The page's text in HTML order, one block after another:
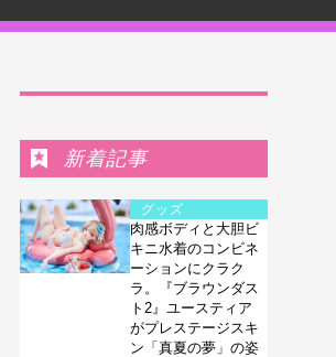
新着記事
グッズ
肉感ボディと大胆ビ
キニ水着のコンビネ
ーションにクラク
ラ。『ブラウンダス
ト2』ユースティア
がプレステージスキ
ン「真夏の夢」の姿